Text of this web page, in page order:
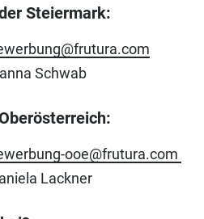
Steiermark:
Schwab
ooe@frutura.com
Lackner